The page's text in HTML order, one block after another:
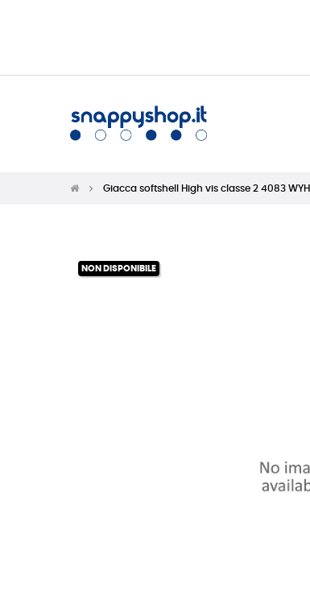
Giacca softshell High vis classe 2 4083 WYH
NON DISPONIBILE